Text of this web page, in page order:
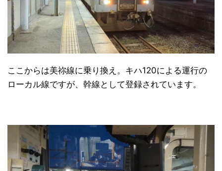
ここからは美祢線に乗り換え。キハ120による運行の
ローカル線ですが、幹線として登録されています。